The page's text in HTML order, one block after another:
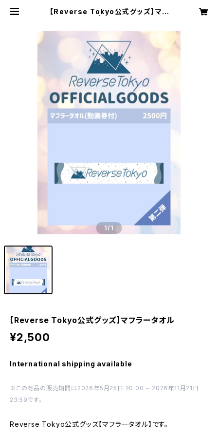
【Reverse Tokyo公式グッズ】マフ
1/1
【Reverse Tokyo公式グッズ】マフラータオル
¥2,500
International shipping available
※この商品の販売期間は2026年5月25日 20:00 ~ 2026年11月21日
23:59です。
Reverse Tokyo公式グッズ【マフラータオル】です。